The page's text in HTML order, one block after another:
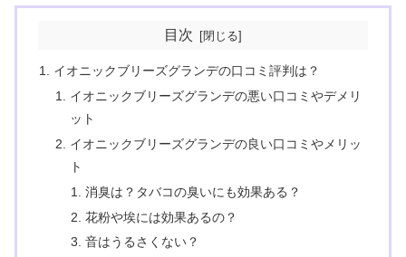
目次
イオニックブリーズグランデの口コミ評判は？
イオニックブリーズグランデの悪い口コミやデメリ
ット
イオニックブリーズグランデの良い口コミやメリッ
ト
消臭は？タバコの臭いにも効果ある？
花粉や埃には効果あるの？
音はうるさくない？